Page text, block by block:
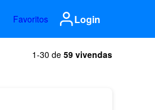
Favoritos Login
1-30 de 59 vivendas